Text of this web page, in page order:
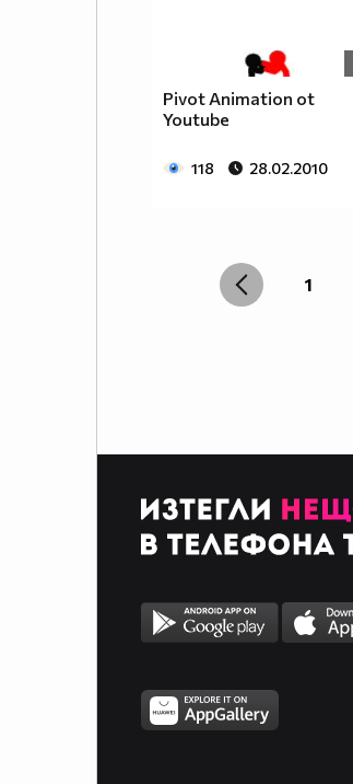
Pivot Animation ot
Youtube
118 28.02.2010
1